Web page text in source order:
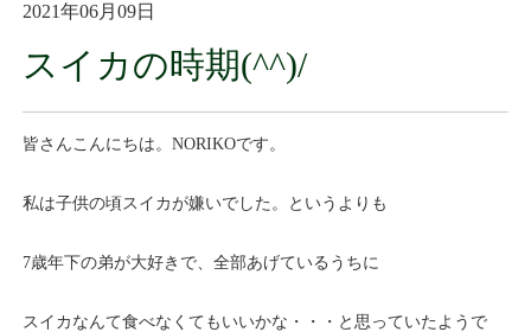
2021年06月09日
スイカの時期(^^)/
皆さんこんにちは。NORIKOです。
私は子供の頃スイカが嫌いでした。というよりも
7歳年下の弟が大好きで、全部あげているうちに
スイカなんて食べなくてもいいかな・・・と思っていたようで